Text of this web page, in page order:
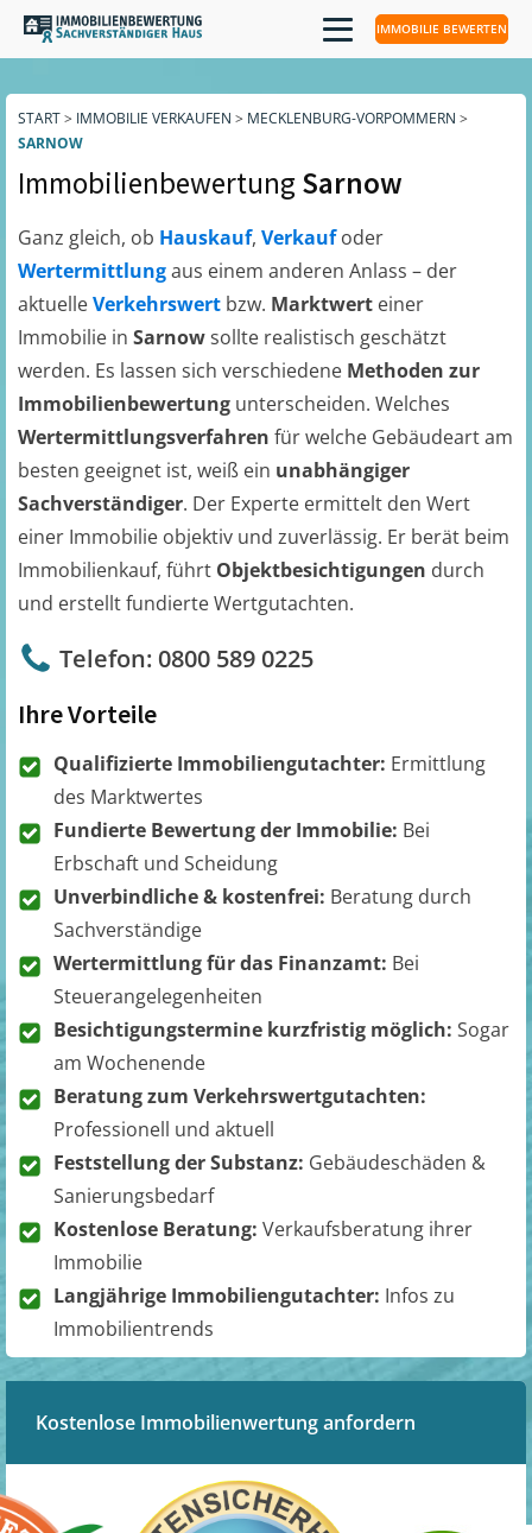
IMMOBILIE BEWERTEN
START> IMMOBILIE VERKAUFEN > MECKLENBURG-VORPOMMERN >
SARNOW
ImmobilienbewertungSarnow
Ganz gleich, ob Hauskauf, Verkaufoder
Wertermittlungaus einem anderen Anlass – der
aktuelleVerkehrswert bzw. Marktwert einer
Immobilie in Sarnowsollte realistisch geschätzt
werden. Es lassen sich verschiedene Methoden zur
Immobilienbewertung unterscheiden. Welches
Wertermittlungsverfahren für welche Gebäudeart am
besten geeignet ist, weiß ein unabhängiger
Sachverständiger. Der Experte ermittelt den Wert
einer Immobilie objektiv und zuverlässig. Er berät beim
Immobilienkauf, führt Objektbesichtigungen durch
und erstellt fundierte Wertgutachten.
Telefon: 0800 589 0225
Ihre Vorteile
Qualifizierte Immobiliengutachter: Ermittlung
des Marktwertes
Fundierte Bewertung der Immobilie: Bei
Erbschaft und Scheidung
Unverbindliche & kostenfrei: Beratung durch
Sachverständige
Wertermittlung für das Finanzamt: Bei
Steuerangelegenheiten
Besichtigungstermine kurzfristig möglich: Sogar
am Wochenende
Beratung zum Verkehrswertgutachten:
Professionell und aktuell
Feststellung der Substanz: Gebäudeschäden &
Sanierungsbedarf
Kostenlose Beratung: Verkaufsberatung ihrer
Immobilie
Langjährige Immobiliengutachter: Infos zu
Immobilientrends
Kostenlose Immobilienwertung anfordern